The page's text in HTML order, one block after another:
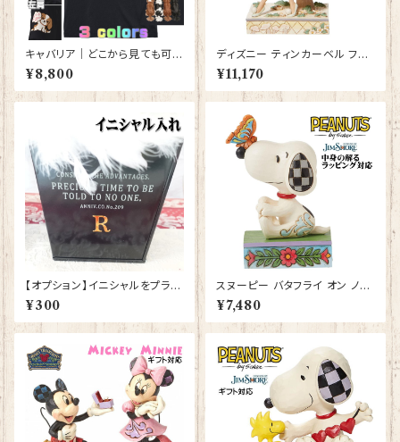
キャバリア｜どこから見ても可愛
いＴシャツ 背中・両袖にプリント
有 【型番 T-10014】
¥8,800
ディズニー ティンカーベル フィ
ギュア プレゼント ギフト 人形
置物 ジムショア グッズ【Disney
Traditions】ホワイトウッドラン
¥11,170
【オプション】イニシャルをプラス
する
¥300
スヌーピー バタフライ オン ノー
ズ JIM SHORE フィギュア プ
レゼント ギフト グッズ お祝い 人
形 置物 ジムショア 結婚祝い 誕
トック
¥7,480